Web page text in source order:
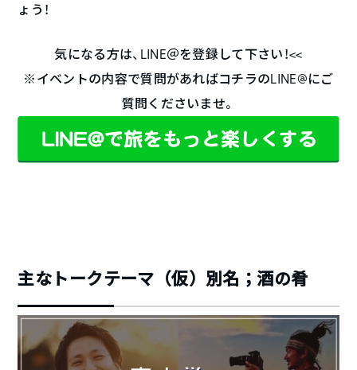
ょう！
気になる方は、LINE＠を登録して下さい！<<
※イベントの内容で質問があればコチラのLINE@にご
質問くださいませ。
主なトークテーマ（仮）別名；酒の肴